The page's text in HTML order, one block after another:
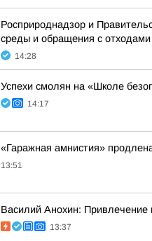
Росприроднадзор и
среды и обращения с отходами
14:28
Успехи смолян на «Школе
14:17
«Гаражная амнистия»
13:51
Василий Анохин: Привлечение
13:37